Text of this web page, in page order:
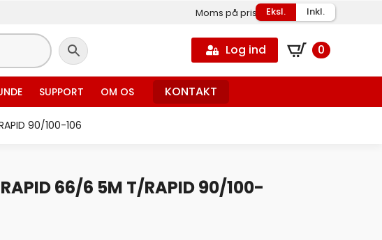
Moms på priser Eksl. Inkl.
Log ind 0
SUPPORT OM OS KONTAKT
90/100-106
66/6 5M T/RAPID 90/100-